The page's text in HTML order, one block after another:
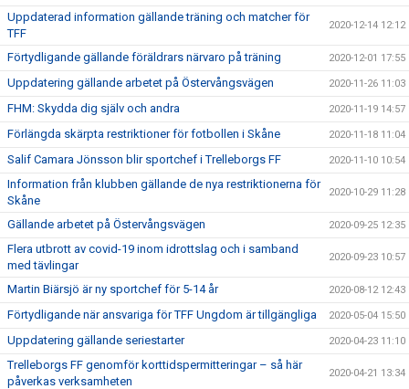
Uppdaterad information gällande träning och matcher för
TFF
2020-12-14 12:12
Förtydligande gällande föräldrars närvaro på träning 2020-12-01 17:55
Uppdatering gällande arbetet på Östervångsvägen 2020-11-26 11:03
FHM: Skydda dig själv och andra 2020-11-19 14:57
Förlängda skärpta restriktioner för fotbollen i Skåne 2020-11-18 11:04
Salif Camara Jönsson blir sportchef i Trelleborgs FF 2020-11-10 10:54
Information från klubben gällande de nya restriktionerna för
Skåne
2020-10-29 11:28
Gällande arbetet på Östervångsvägen 2020-09-25 12:35
Flera utbrott av covid-19 inom idrottslag och i samband
med tävlingar
2020-09-23 10:57
Martin Biärsjö är ny sportchef för 5-14 år 2020-08-12 12:43
Förtydligande när ansvariga för TFF Ungdom är tillgängliga 2020-05-04 15:50
Uppdatering gällande seriestarter 2020-04-23 11:10
Trelleborgs FF genomför korttidspermitteringar – så här
påverkas verksamheten
2020-04-21 13:34